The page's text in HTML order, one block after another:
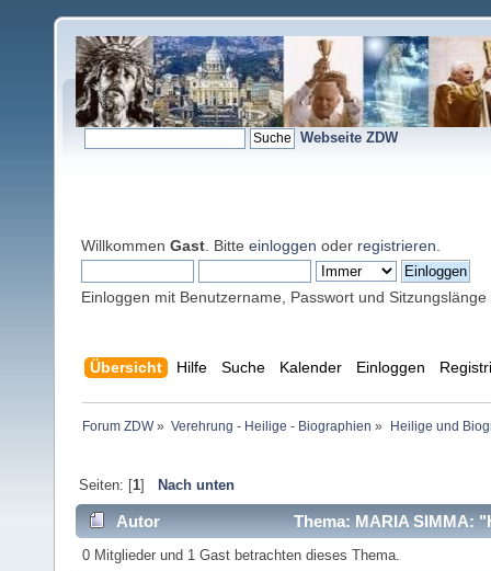
Webseite ZDW
Willkommen Gast . Bitte einloggen oder registrieren
Einloggen mit Benutzername, Passwort und Sitzungslänge
Übersicht Hilfe Suche Kalender Einloggen
Forum ZDW» Verehrung - Heilige - Biographien » Heilige und
Seiten: [1] Nach unten
Autor Thema: MARIA SIMMA:
0 Mitglieder und 1 Gast betrachten dieses Thema.